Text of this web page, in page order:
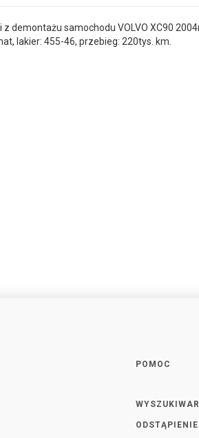
demontażu samochodu VOLVO XC90
lakier: 455-46, przebieg: 220tys. km.
POMOC